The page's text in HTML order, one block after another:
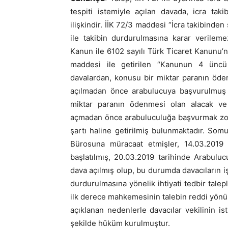
tespiti istemiyle açılan davada, icra
ilişkindir. İİK 72/3 maddesi “İcra
ile takibin durdurulmasına karar
Kanun ile 6102 sayılı Türk Ticaret
maddesi ile getirilen “Kanunun 4
davalardan, konusu bir miktar paranın
açılmadan önce arabulucuya
miktar paranın ödenmesi olan alacak
açmadan önce arabuluculuğa başvurmak
şartı haline getirilmiş bulunmaktadır.
Bürosuna müracaat etmişler,
başlatılmış, 20.03.2019 tarihinde
dava açılmış olup, bu durumda
durdurulmasına yönelik ihtiyati tedbir
ilk derece mahkemesinin talebin reddi
açıklanan nedenlerle davacılar vekilinin
şekilde hüküm kurulmuştur.